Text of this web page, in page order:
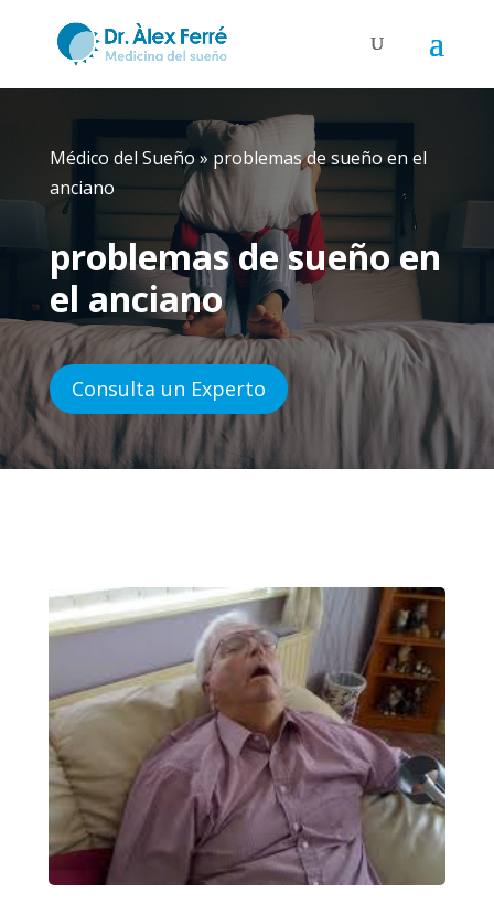
Médico del Sueño» problemas de sueño en el
anciano
problemas de sueño en
el anciano
Consulta un Experto